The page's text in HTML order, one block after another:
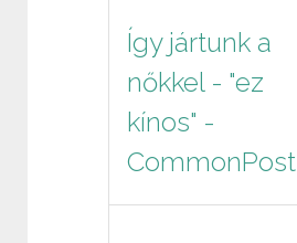
Így jártunk a
nőkkel - "ez
kínos" -
CommonPost